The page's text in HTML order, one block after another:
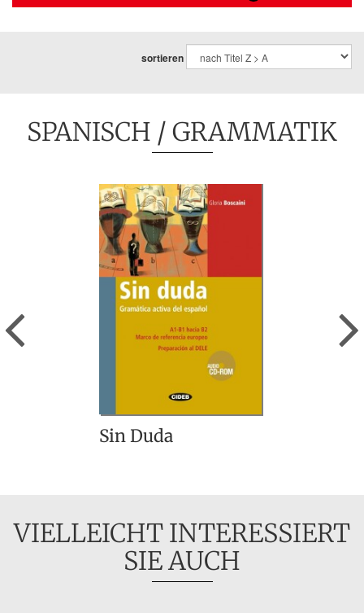
sortieren
SPANISCH / GRAMMATIK
Sin Duda
Previous
VIELLEICHT INTERESSIERT
SIE AUCH